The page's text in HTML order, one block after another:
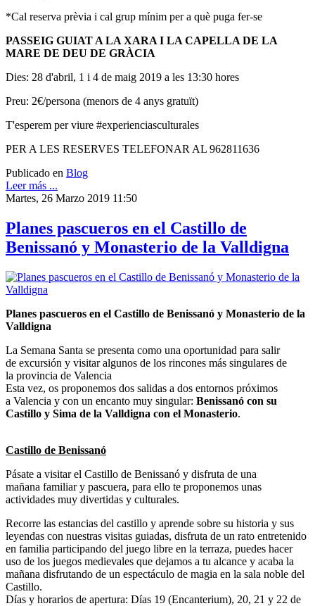
*Cal reserva prèvia i cal grup mínim per a què puga fer-se
PASSEIG GUIAT A LA XARA I LA CAPELLA DE LA
MARE DE DEU DE GRÀCIA
Dies: 28 d'abril, 1 i 4 de maig 2019 a les 13:30 hores
Preu: 2€/persona (menors de 4 anys gratuït)
T'esperem per viure #experienciasculturales
PER A LES RESERVES TELEFONAR AL 962811636
Publicado en Blog
Leer más ...
Martes, 26 Marzo 2019 11:50
Planes pascueros en el Castillo de
Benissanó y Monasterio de la Valldigna
Planes pascueros en el Castillo de Benissanó y Monasterio de la
Valldigna
La Semana Santa se presenta como una oportunidad para salir
de excursión y visitar algunos de los rincones más singulares de
la provincia de Valencia
Esta vez, os proponemos dos salidas a dos entornos próximos
a Valencia y con un encanto muy singular: Benissanó con su
Castillo y Sima de la Valldigna con el Monasterio.
Castillo de Benissanó
Pásate a visitar el Castillo de Benissanó y disfruta de una
mañana familiar y pascuera, para ello te proponemos unas
actividades muy divertidas y culturales.
Recorre las estancias del castillo y aprende sobre su historia y sus
leyendas con nuestras visitas guiadas, disfruta de un rato entretenido
en familia participando del juego libre en la terraza, puedes hacer
uso de los juegos medievales que dejamos a tu alcance y acaba la
mañana disfrutando de un espectáculo de magia en la sala noble del
Castillo.
Días y horarios de apertura: Días 19 (Encanterium), 20, 21 y 22 de